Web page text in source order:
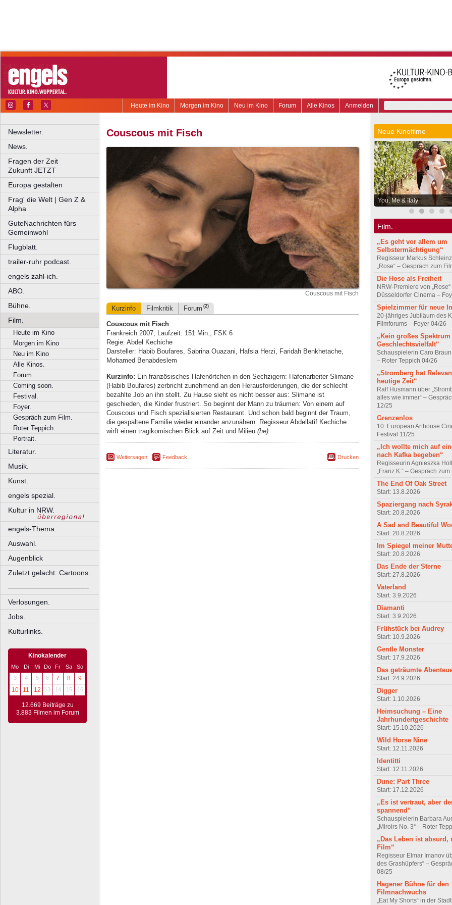
Anmelden
Alle Kinos
Forum
Neu im Kino
Morgen im Kino
Heute im Kino
Newsletter.
News.
Fragen der Zeit
Zukunft JETZT
Europa gestalten
Frag' die Welt | Gen Z &
Alpha
GuteNachrichten fürs
Gemeinwohl
Flugblatt.
trailer-ruhr podcast.
engels zahl-ich.
ABO.
Bühne.
Film.
Heute im Kino
Morgen im Kino
Neu im Kino
Alle Kinos.
Forum.
Coming soon.
Festival.
Foyer.
Gespräch zum Film.
Roter Teppich.
Portrait.
Literatur.
Musik.
Kunst.
engels spezial.
Kultur in NRW.
engels-Thema.
Auswahl.
Augenblick
Zuletzt gelacht: Cartoons.
––––––––––––––––––––
Verlosungen.
Jobs.
Kulturlinks.
Kinokalender
Mo Di Mi Do Fr Sa
So
3
4 5 6 7 8
9
10
11 12 13 14 15 16
12.669 Beiträge zu
3.883 Filmen im Forum
Couscous mit Fisch
Couscous mit Fisch
Kurzinfo Filmkritik Forum (2)
Couscous mit Fisch
Frankreich 2007, Laufzeit: 151 Min., FSK 6
Regie: Abdel Kechiche
Darsteller: Habib Boufares, Sabrina Ouazani, Hafsia Herzi, Faridah Benkhetache,
Mohamed Benabdeslem
Kurzinfo: Ein französisches Hafenörtchen in den Sechzigern: Hafenarbeiter Slimane
(Habib Boufares) zerbricht zunehmend an den Herausforderungen, die der schlecht
bezahlte Job an ihn stellt. Zu Hause sieht es nicht besser aus: Slimane ist
geschieden, die Kinder frustriert. So beginnt der Mann zu träumen: Von einem auf
Couscous und Fisch spezialisierten Restaurant. Und schon bald beginnt der Traum,
die gespaltene Familie wieder einander anzunähern. Regisseur Abdellatif Kechiche
wirft einen tragikomischen Blick auf Zeit und Milieu (he)
Weitersagen Feedback Drucken
Neue Kinofilme
You, Me & Italy
Film.
„Es geht vor allem um
Selbstermächtigung“
Regisseur Markus
„Rose“ – Gespräch zum
Die Hose als Freiheit
NRW-Premiere von „Rose“
Düsseldorfer Cinema –
Spielzimmer für neue
20-jähriges Jubiläum des
Filmforums – Foyer 04/26
„Kein großes Spektrum
Geschlechtsvielfalt“
Schauspielerin Caro Braun
– Roter Teppich 04/26
„Stromberg hat
heutige Zeit“
Ralf Husmann über
alles wie immer“ –
12/25
Grenzenlos
10. European Arthouse
Festival 11/25
„Ich wollte mich auf
nach Kafka begeben“
Regisseurin Agnieszka
„Franz K.“ – Gespräch
The End Of Oak Street
Start: 13.8.2026
Spaziergang nach
Start: 20.8.2026
A Sad and Beautiful
Start: 20.8.2026
Im Spiegel meiner
Start: 20.8.2026
Das Ende der Sterne
Start: 27.8.2026
Vaterland
Start: 3.9.2026
Diamanti
Start: 3.9.2026
Frühstück bei Audrey
Start: 10.9.2026
Gentle Monster
Start: 17.9.2026
Das geträumte
Start: 24.9.2026
Digger
Start: 1.10.2026
Heimsuchung – Eine
Jahrhundertgeschichte
Start: 15.10.2026
Wild Horse Nine
Start: 12.11.2026
Identitti
Start: 12.11.2026
Dune: Part Three
Start: 17.12.2026
„Es ist vertraut, aber
spannend“
Schauspielerin Barbara
„Miroirs No. 3“ – Roter
„Das Leben ist absurd,
Film“
Regisseur Elmar Imanov
des Grashüpfers“ –
08/25
Hagener Bühne für den
Filmnachwuchs
„Eat My Shorts“ in der